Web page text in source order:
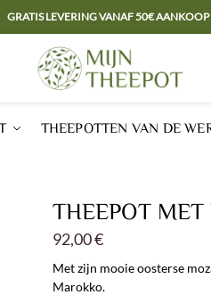
GRATIS LEVERING VANAF 50€ AANKOOP
THEEPOTTEN VAN DE
THEEPOT MET
92,00€
Met zijn mooie oosterse
Marokko.